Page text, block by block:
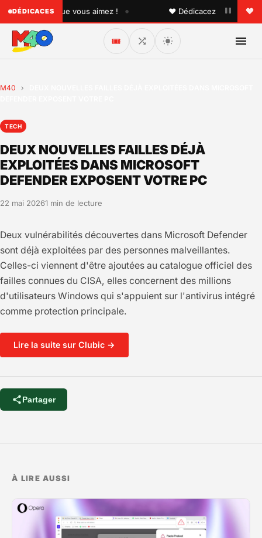
DÉDICACES
quelqu'un que vous aimez ! • ♥ Dédicacez un titre à vos
🎟️
M40 ›
TECH
DEUX NOUVELLES FAILLES DÉJÀ
EXPLOITÉES DANS MICROSOFT
DEFENDER EXPOSENT VOTRE PC
22 mai 20261 min de lecture
Deux vulnérabilités découvertes dans Microsoft Defender
sont déjà exploitées par des personnes malveillantes.
Celles-ci viennent d'être ajoutées au catalogue officiel des
failles connues du CISA, elles concernent des millions
d'utilisateurs Windows qui s'appuient sur l'antivirus intégré
comme protection principale.
Lire la suite sur Clubic →
Partager
À LIRE AUSSI